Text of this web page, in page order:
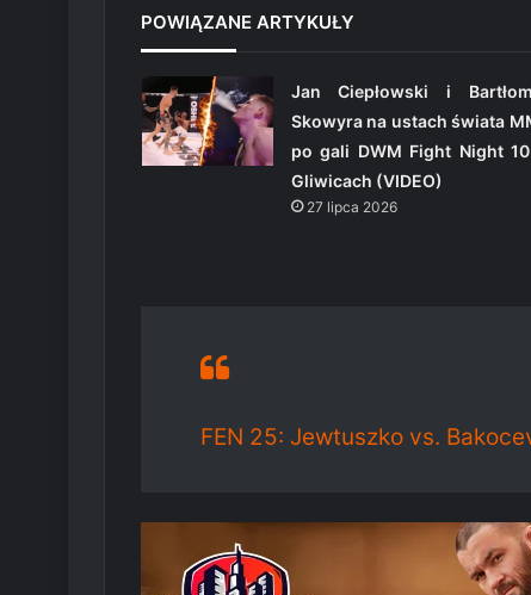
POWIĄZANE ARTYKUŁY
Jan Ciepłowski i
Skowyra na ustach świata
po gali DWM Fight Night
Gliwicach (VIDEO)
27 lipca 2026
FEN 25: Jewtuszko vs.